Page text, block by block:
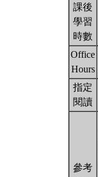
課後
學習
時數
Office
Hours
指定
閱讀
參考